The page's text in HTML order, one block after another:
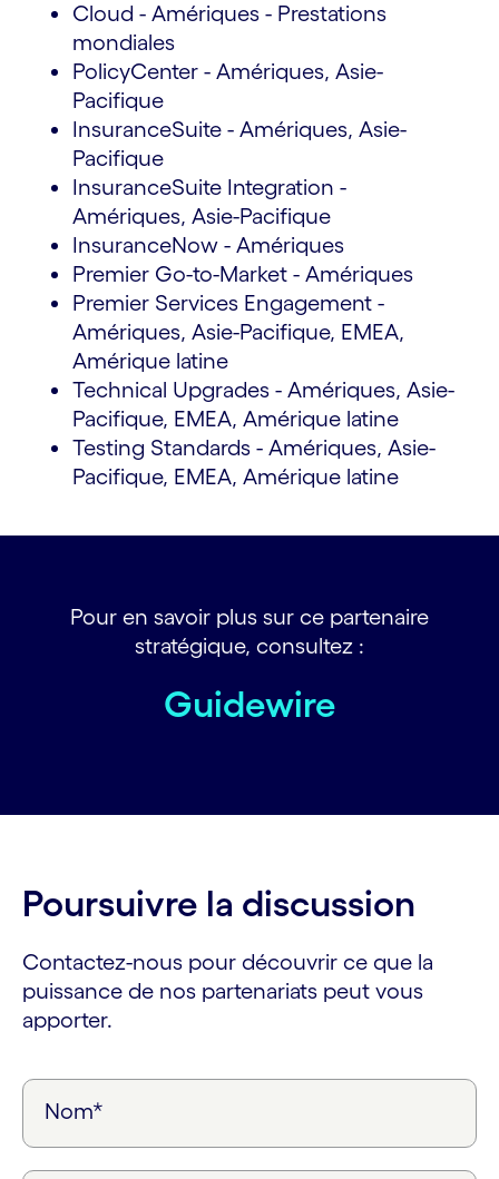
Cloud - Amériques - Prestations
mondiales
PolicyCenter - Amériques, Asie-
Pacifique
InsuranceSuite - Amériques, Asie-
Pacifique
InsuranceSuite Integration -
Amériques, Asie-Pacifique
InsuranceNow - Amériques
Premier Go-to-Market - Amériques
Premier Services Engagement -
Amériques, Asie-Pacifique, EMEA,
Amérique latine
Technical Upgrades - Amériques, Asie-
Pacifique, EMEA, Amérique latine
Testing Standards - Amériques, Asie-
Pacifique, EMEA, Amérique latine
Pour en savoir plus sur ce partenaire
stratégique, consultez :
Guidewire
Poursuivre la discussion
Contactez-nous pour découvrir ce que la
puissance de nos partenariats peut vous
apporter.
Nom*